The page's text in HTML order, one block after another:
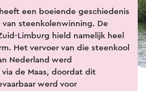
een boeiende geschiedenis
steenkolenwinning. De
Limburg hield namelijk heel
Het vervoer van die steenkool
Nederland werd
de Maas, doordat dit
werd voor